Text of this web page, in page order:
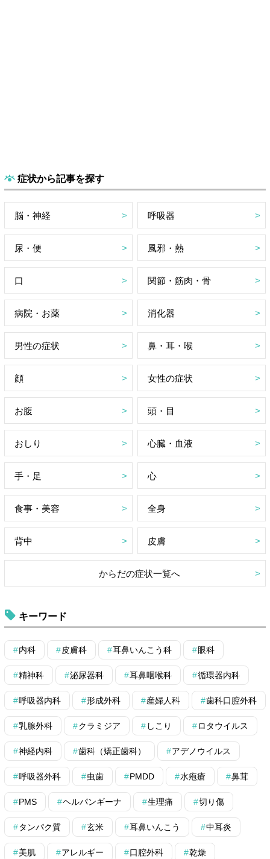
症状から記事を探す
脳・神経 呼吸器
尿・便 風邪・熱
口 関節・筋肉・骨
病院・お薬 消化器
男性の症状 鼻・耳・喉
顔 女性の症状
お腹 頭・目
おしり 心臓・血液
手・足 心
食事・美容 全身
背中 皮膚
からだの症状一覧へ
キーワード
内科 皮膚科 耳鼻いんこう科 眼科
精神科 泌尿器科 耳鼻咽喉科 循環器内科
呼吸器内科 形成外科 産婦人科 歯科口腔外科
乳腺外科 クラミジア しこり ロタウイルス
神経内科 歯科（矯正歯科） アデノウイルス
呼吸器外科 虫歯 PMDD 水疱瘡 鼻茸
PMS ヘルパンギーナ 生理痛 切り傷
タンパク質 玄米 耳鼻いんこう 中耳炎
美肌 アレルギー 口腔外科 乾燥